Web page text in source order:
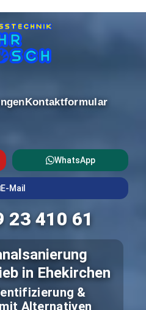
Kontaktformular
WhatsApp
E-Mail
23 410 61
in Ehekirchen
&
Alternativen